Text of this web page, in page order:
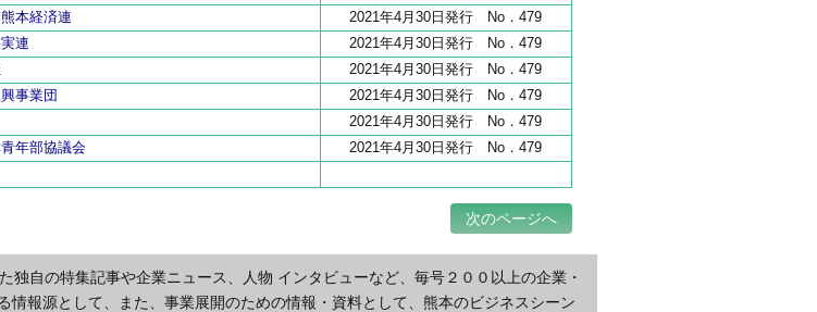
本経済連
2021年4月30日発行 No．479
連
2021年4月30日発行 No．479
2021年4月30日発行 No．479
事業団
2021年4月30日発行 No．479
2021年4月30日発行 No．479
年部協議会
2021年4月30日発行 No．479
次のページへ
独自の特集記事や企業ニュース、人物 インタビューなど、毎号２００以上の企業・
報源として、また、事業展開のための情報・資料として、熊本のビジネスシーン